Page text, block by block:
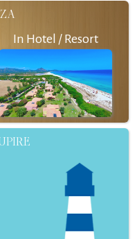
In Hotel / Resort